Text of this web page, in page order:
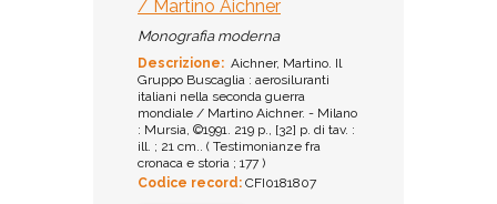
/ Martino Aichner
Monografia moderna
Descrizione: Aichner, Martino. Il
Gruppo Buscaglia : aerosiluranti
italiani nella seconda guerra
mondiale / Martino Aichner. - Milano
: Mursia, ©1991. 219 p., [32] p. di tav. :
ill. ; 21 cm.. ( Testimonianze fra
cronaca e storia ; 177 )
Codice record: CFI0181807